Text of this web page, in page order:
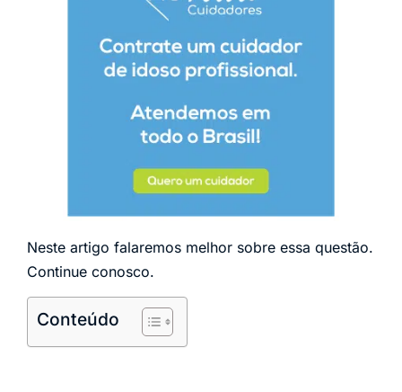
Neste artigo falaremos melhor sobre essa questão.
Continue conosco.
Conteúdo